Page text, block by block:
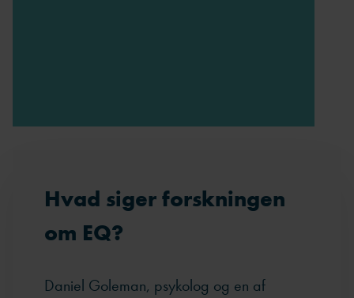
Hvad siger forskningen
om EQ?
Daniel Goleman, psykolog og en af